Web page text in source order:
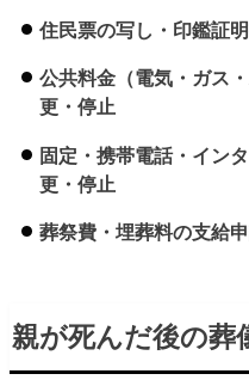
住民票の写し・印鑑証
公共料金（電気・ガス
更・停止
固定・携帯電話・イン
更・停止
葬祭費・埋葬料の支給申
親が死んだ後の葬